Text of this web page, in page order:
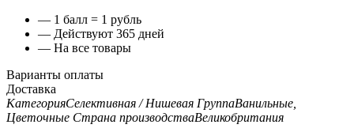
— 1 балл = 1 рубль
— Действуют 365 дней
— На все товары
Варианты оплаты
Доставка
КатегорияСелективная / Нишевая ГруппаВанильные,
Цветочные Страна производстваВеликобритания